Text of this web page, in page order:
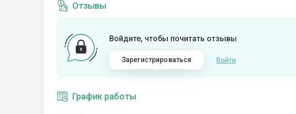
Отзывы
Войдите, чтобы почитать отзывы
Зарегистрироваться Войти
График работы